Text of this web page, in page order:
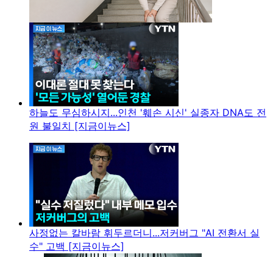
하늘도 무심하시지...인천 '훼손 시신' 실종자 DNA도 전
원 불일치 [지금이뉴스]
사정없는 칼바람 휘두르더니...저커버그 "AI 전환서 실
수" 고백 [지금이뉴스]